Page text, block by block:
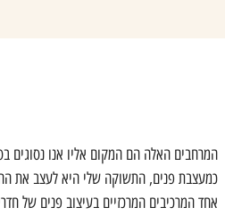
המרחבים האלה הם המקום אליו אנו נסוגים
כמעצבת פנים, התשוקה שלי היא לעצב את
אחד המרכיבים המרכזיים בעיצוב פנים של